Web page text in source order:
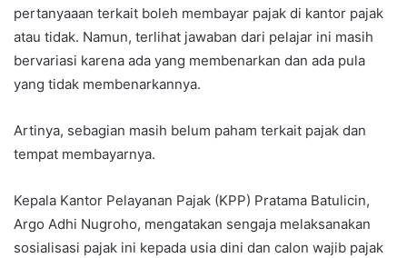
pertanyaaan terkait boleh membayar pajak di kantor pajak
atau tidak. Namun, terlihat jawaban dari pelajar ini masih
bervariasi karena ada yang membenarkan dan ada pula
yang tidak membenarkannya.
Artinya, sebagian masih belum paham terkait pajak dan
tempat membayarnya.
Kepala Kantor Pelayanan Pajak (KPP) Pratama Batulicin,
Argo Adhi Nugroho, mengatakan sengaja melaksanakan
sosialisasi pajak ini kepada usia dini dan calon wajib pajak